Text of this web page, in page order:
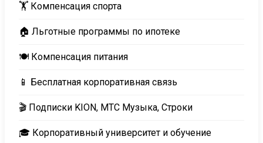
🏋️ Компенсация спорта
🏠 Льготные программы по ипотеке
🍽️ Компенсация питания
📱 Бесплатная корпоративная связь
🎬 Подписки KION, МТС Музыка, Строки
🎓 Корпоративный университет и обучение